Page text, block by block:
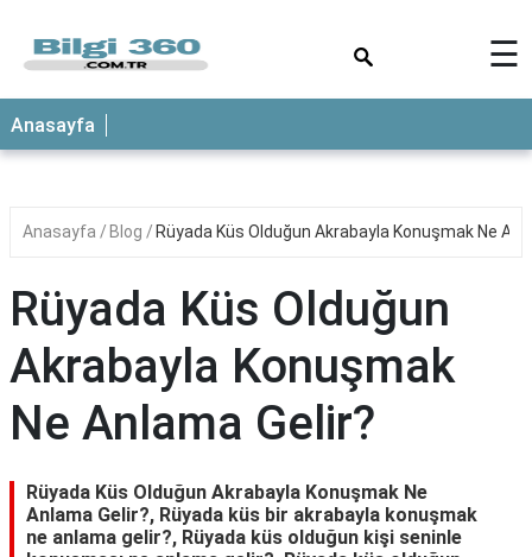
ANASAYFA
☰
Anasayfa
Anasayfa Blog Rüyada Küs Olduğun Akrabayla Konuşmak Ne
Rüyada Küs Olduğun
Akrabayla Konuşmak
Ne Anlama Gelir?
Rüyada Küs Olduğun Akrabayla Konuşmak Ne
Anlama Gelir?, Rüyada küs bir akrabayla konuşmak
ne anlama gelir?, Rüyada küs olduğun kişi seninle